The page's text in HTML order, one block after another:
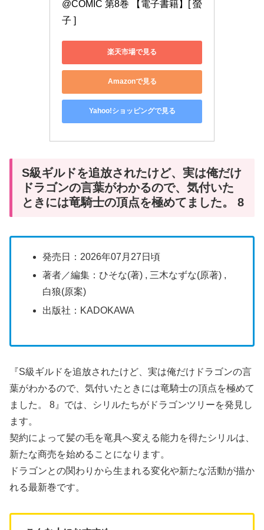
@COMIC 第8巻 【電子書籍】[ 螢
子 ]
楽天市場で見る
Amazonで見る
Yahoo!ショッピングで見る
S級ギルドを追放されたけど、実は俺だけ
ドラゴンの言葉がわかるので、気付いた
ときには竜騎士の頂点を極めてました。 8
発売日：2026年07月27日頃
著者／編集：ひそな(著) , 三木なずな(原著) ,
白狼(原案)
出版社：KADOKAWA
『S級ギルドを追放されたけど、実は俺だけドラゴンの言
葉がわかるので、気付いたときには竜騎士の頂点を極めて
ました。 8』では、シリルたちがドラゴンツリーを発見し
ます。
契約によって髪の毛を竜具へ変える能力を得たシリルは、
新たな商売を始めることになります。
ドラゴンとの関わりから生まれる変化や新たな活動が描か
れる最新巻です。